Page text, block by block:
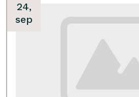
24,
sep